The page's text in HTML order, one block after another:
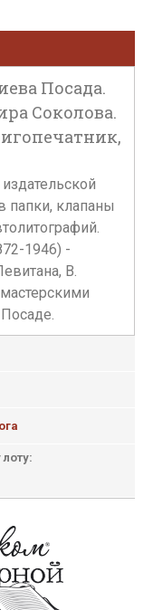
Посада.
Соколова.
клапаны
1946) -
В.